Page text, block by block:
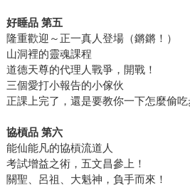
好睡品 第五
隆重歡迎～正一真人登場（鏘鏘！）
山洞裡的靈魂課程
道德天尊的代理人戰爭，開戰！
三個愛打小報告的小傢伙
正課上完了，還是要教你一下怎麼偷吃
協槓品 第六
能仙能凡的協槓流道人
考試增益之術，五文昌參上！
關聖、呂祖、大魁神，負手而來！